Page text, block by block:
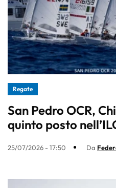
Regate
San Pedro OCR,
quinto posto
25/07/2026 - 17:50 Da